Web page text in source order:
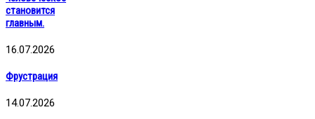
становится
главным.
16.07.2026
Фрустрация
14.07.2026